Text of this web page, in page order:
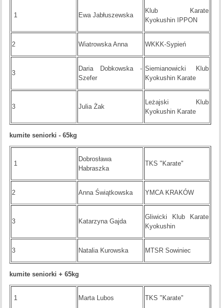
1 Ewa Jabłuszewska
Klub Karate
Kyokushin IPPON
2 Wiatrowska Anna WKKK-Sypień
3
Daria Dobkowska -
Szefer
Siemianowicki Klub
Kyokushin Karate
3 Julia Żak
Leżajski Klub
Kyokushin Karate
kumite seniorki - 65kg
1
Dobrosława
Habraszka
TKS "Karate"
2 Anna Świątkowska YMCA KRAKÓW
3 Katarzyna Gajda
Gliwicki Klub Karate
Kyokushin
3 Natalia Kurowska MTSR Sowiniec
kumite seniorki + 65kg
1 Marta Lubos TKS "Karate"